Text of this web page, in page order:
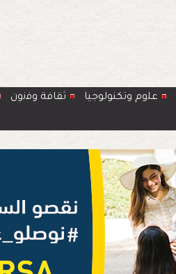
ﻋﻠوم وتكنولوجيا ﺛﻘﺎﻓﺔ وﻓﻧون